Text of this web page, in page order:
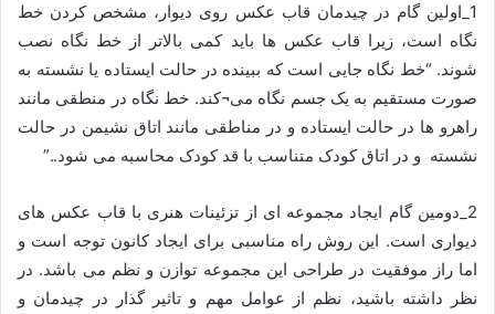
1_اولین گام در چیدمان قاب عکس روی دیوار، مشخص کردن خط
نگاه است، زیرا قاب عکس ها باید کمی بالاتر از خط نگاه نصب
شوند. “خط نگاه جایی است که ببینده در حالت ایستاده یا نشسته به
صورت مستقیم به یک جسم نگاه می¬کند. خط نگاه در منطقی مانند
راهرو ها در حالت ایستاده و در مناطقی مانند اتاق نشیمن در حالت
نشسته و در اتاق کودک متناسب با قد کودک محاسبه می شود..”
2_دومین گام ایجاد مجموعه ای از تزئینات هنری با قاب عکس های
دیواری است. این روش راه مناسبی برای ایجاد کانون توجه است و
اما راز موفقیت در طراحی این مجموعه توازن و نظم می باشد. در
نظر داشته باشید، نظم از عوامل مهم و تاثیر گذار در چیدمان و